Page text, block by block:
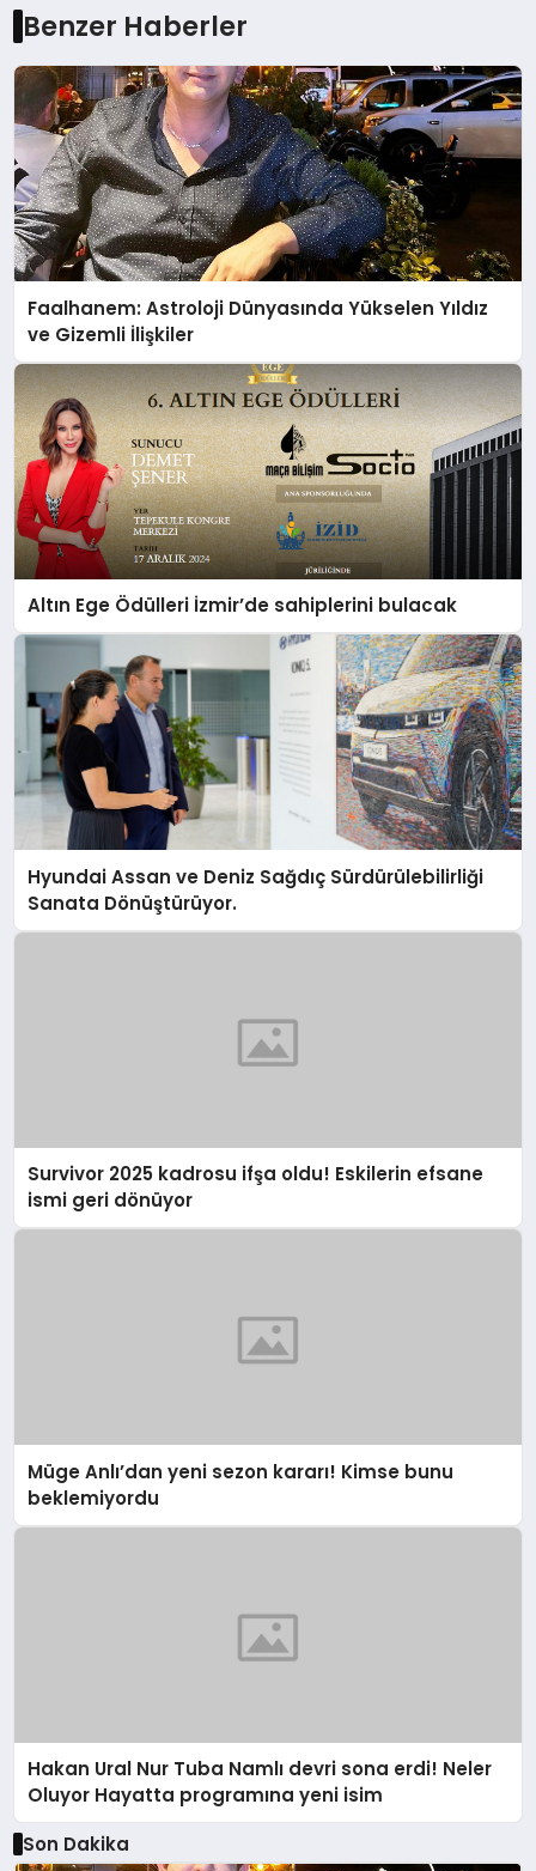
Benzer Haberler
Faalhanem: Astroloji Dünyasında Yükselen Yıldız
ve Gizemli İlişkiler
Altın Ege Ödülleri İzmir’de sahiplerini bulacak
Hyundai Assan ve Deniz Sağdıç Sürdürülebilirliği
Sanata Dönüştürüyor.
Survivor 2025 kadrosu ifşa oldu! Eskilerin efsane
ismi geri dönüyor
Müge Anlı’dan yeni sezon kararı! Kimse bunu
beklemiyordu
Hakan Ural Nur Tuba Namlı devri sona erdi! Neler
Oluyor Hayatta programına yeni isim
Son Dakika